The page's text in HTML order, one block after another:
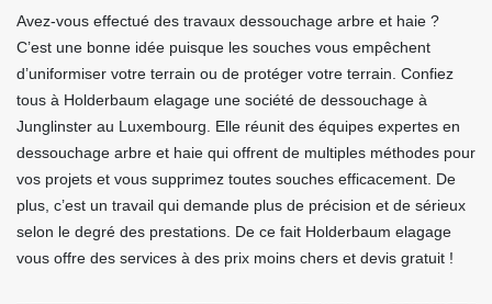
Avez-vous effectué des travaux dessouchage arbre et haie ?
C’est une bonne idée puisque les souches vous empêchent
d’uniformiser votre terrain ou de protéger votre terrain. Confiez
tous à Holderbaum elagage une société de dessouchage à
Junglinster au Luxembourg. Elle réunit des équipes expertes en
dessouchage arbre et haie qui offrent de multiples méthodes pour
vos projets et vous supprimez toutes souches efficacement. De
plus, c’est un travail qui demande plus de précision et de sérieux
selon le degré des prestations. De ce fait Holderbaum elagage
vous offre des services à des prix moins chers et devis gratuit !